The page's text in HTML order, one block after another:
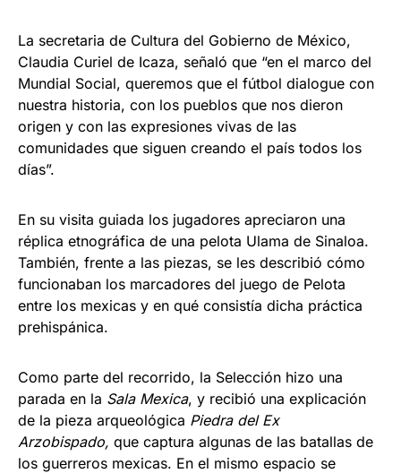
La secretaria de Cultura del Gobierno de México,
Claudia Curiel de Icaza, señaló que “en el marco del
Mundial Social, queremos que el fútbol dialogue con
nuestra historia, con los pueblos que nos dieron
origen y con las expresiones vivas de las
comunidades que siguen creando el país todos los
días”.
En su visita guiada los jugadores apreciaron una
réplica etnográfica de una pelota Ulama de Sinaloa.
También, frente a las piezas, se les describió cómo
funcionaban los marcadores del juego de Pelota
entre los mexicas y en qué consistía dicha práctica
prehispánica.
Como parte del recorrido, la Selección hizo una
parada en la Sala Mexica, y recibió una explicación
de la pieza arqueológica Piedra del Ex
Arzobispado, que captura algunas de las batallas de
los guerreros mexicas. En el mismo espacio se